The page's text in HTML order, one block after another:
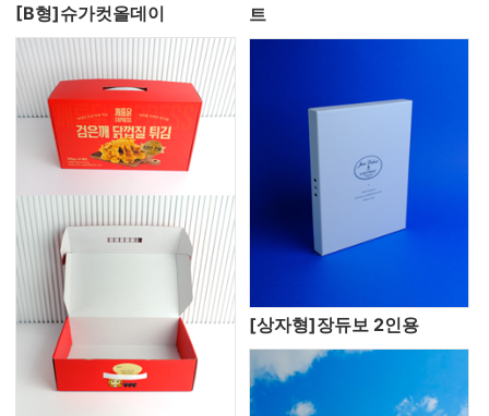
[B형]슈가컷올데이
트
[상자형]장듀보 2인용